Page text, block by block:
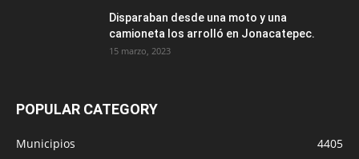
Disparaban desde una moto y una
camioneta los arrolló en Jonacatepec.
15 marzo, 2023
POPULAR CATEGORY
Municipios
4405